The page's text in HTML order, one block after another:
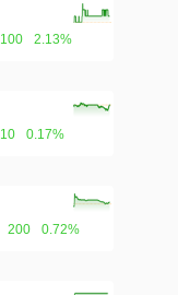
100 2.13%
10 0.17%
200 0.72%